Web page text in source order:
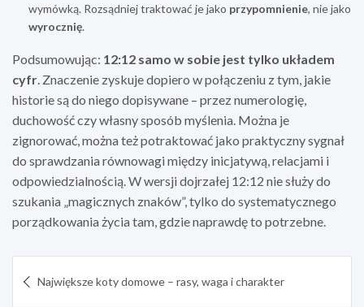
wymówką. Rozsądniej traktować je jako przypomnienie, nie jako
wyrocznię.
Podsumowując: 12:12 samo w sobie jest tylko układem
cyfr. Znaczenie zyskuje dopiero w połączeniu z tym, jakie
historie są do niego dopisywane – przez numerologię,
duchowość czy własny sposób myślenia. Można je
zignorować, można też potraktować jako praktyczny sygnał
do sprawdzania równowagi między inicjatywą, relacjami i
odpowiedzialnością. W wersji dojrzałej 12:12 nie służy do
szukania „magicznych znaków”, tylko do systematycznego
porządkowania życia tam, gdzie naprawdę to potrzebne.
wpisu
Największe koty domowe – rasy, waga i charakter